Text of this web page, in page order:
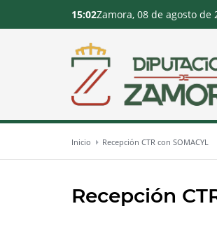
15:02Zamora, 08 de agosto de
Inicio Recepción CTR con SOMACYL
Recepción